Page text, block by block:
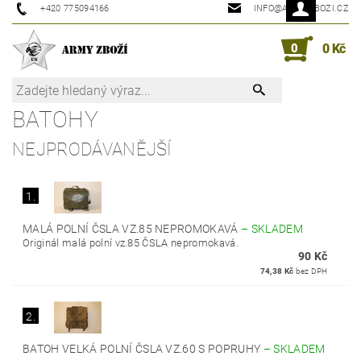
+420 775094166 INFO@ARMYZBOZI.CZ
0 0 Kč
BATOHY
NEJPRODÁVANĚJŠÍ
1.
MALÁ POLNÍ ČSLA VZ.85 NEPROMOKAVÁ – SKLADEM
Originál malá polní vz.85 ČSLA nepromokavá.
90 Kč
74,38 Kč bez DPH
2.
BATOH VELKÁ POLNÍ ČSLA VZ.60 S POPRUHY –SKLADEM